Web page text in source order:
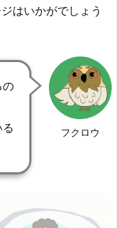
はいかがでしょう
フクロウ
の